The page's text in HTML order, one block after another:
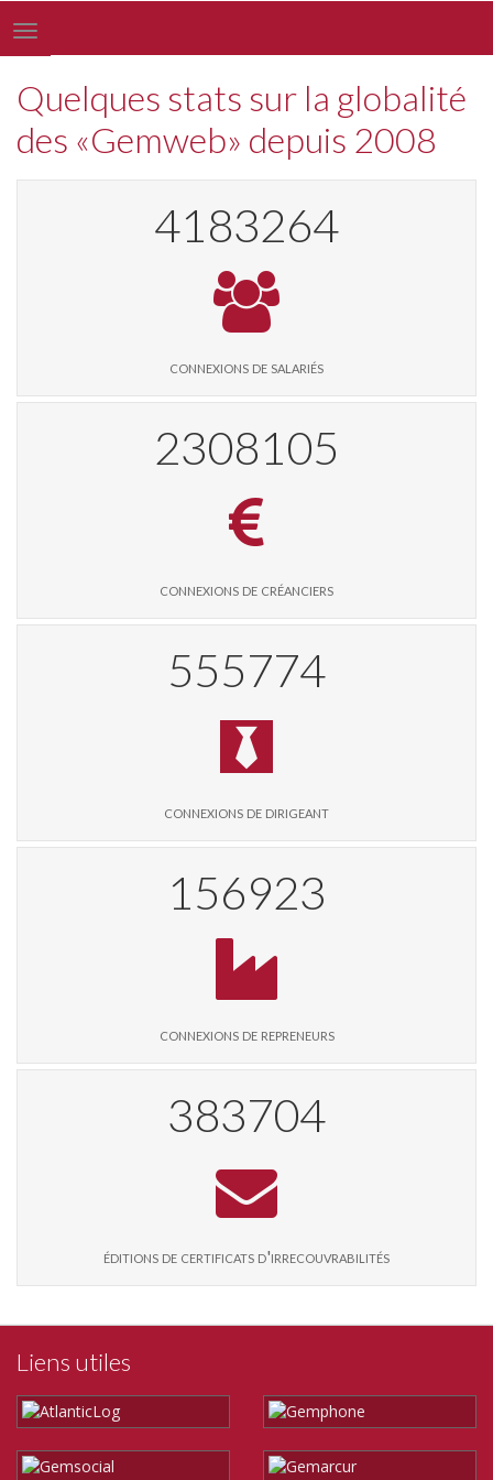
Toggle
navigation
Quelques stats sur la globalité
des «Gemweb» depuis 2008
4300213
connexions de salariés
2373167
connexions de créanciers
571312
connexions de dirigeant
161310
connexions de repreneurs
394431
éditions de certificats d'irrecouvrabilités
Liens utiles